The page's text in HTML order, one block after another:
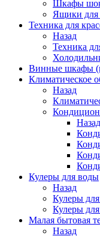
Шкафы
Ящики для
Техника для
Назад
Техника
Винные шкафы
Климатическое
Назад
Назад
Кулеры для воды
Назад
Кулеры
Кулеры
Малая бытовая
Назад